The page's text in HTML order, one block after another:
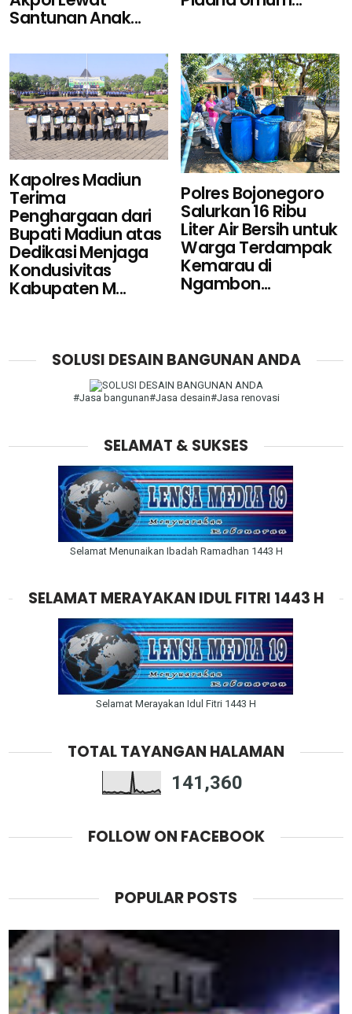
Santunan Anak...
Kapolres Madiun
Terima
Penghargaan dari
Bupati Madiun atas
Dedikasi Menjaga
Kondusivitas
Kabupaten M...
Polres Bojonegoro
Salurkan 16 Ribu
Liter Air Bersih untuk
Warga Terdampak
Kemarau di
Ngambon...
SOLUSI DESAIN BANGUNAN ANDA
#Jasa bangunan#Jasa desain#Jasa renovasi
SELAMAT & SUKSES
Selamat Menunaikan Ibadah Ramadhan 1443 H
SELAMAT MERAYAKAN IDUL FITRI 1443 H
Selamat Merayakan Idul Fitri 1443 H
TOTAL TAYANGAN HALAMAN
141,360
FOLLOW ON FACEBOOK
POPULAR POSTS